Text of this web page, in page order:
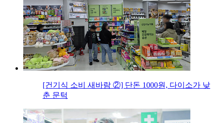
[건기식 소비 새바람 ②] 단돈 1000원, 다이소가 낮
춘 문턱